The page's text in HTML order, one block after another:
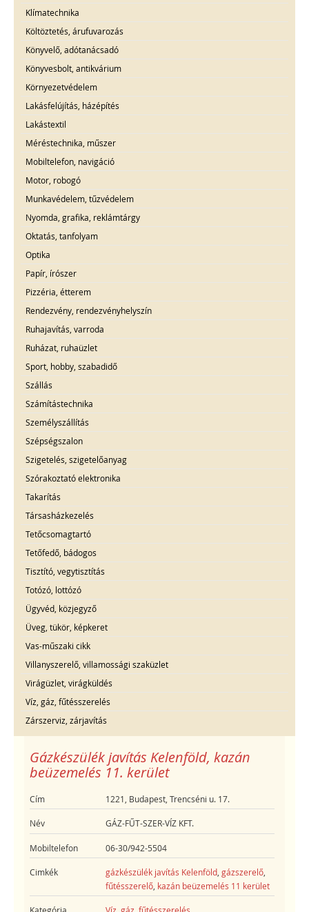
Klímatechnika
Költöztetés, árufuvarozás
Könyvelő, adótanácsadó
Könyvesbolt, antikvárium
Környezetvédelem
Lakásfelújítás, házépítés
Lakástextil
Méréstechnika, műszer
Mobiltelefon, navigáció
Motor, robogó
Munkavédelem, tűzvédelem
Nyomda, grafika, reklámtárgy
Oktatás, tanfolyam
Optika
Papír, írószer
Pizzéria, étterem
Rendezvény, rendezvényhelyszín
Ruhajavítás, varroda
Ruházat, ruhaüzlet
Sport, hobby, szabadidő
Szállás
Számítástechnika
Személyszállítás
Szépségszalon
Szigetelés, szigetelőanyag
Szórakoztató elektronika
Takarítás
Társasházkezelés
Tetőcsomagtartó
Tetőfedő, bádogos
Tisztító, vegytisztítás
Totózó, lottózó
Ügyvéd, közjegyző
Üveg, tükör, képkeret
Vas-műszaki cikk
Villanyszerelő, villamossági szaküzlet
Virágüzlet, virágküldés
Víz, gáz, fűtésszerelés
Zárszerviz, zárjavítás
Gázkészülék javítás Kelenföld, kazán
beüzemelés 11. kerület
Cím 1221, Budapest, Trencséni u. 17.
Név GÁZ-FŰT-SZER-VÍZ KFT.
Mobiltelefon 06-30/942-5504
Cimkék gázkészülék javítás Kelenföld ,gázszerelő
fűtésszerelő kazán beüzemelés 11 kerület